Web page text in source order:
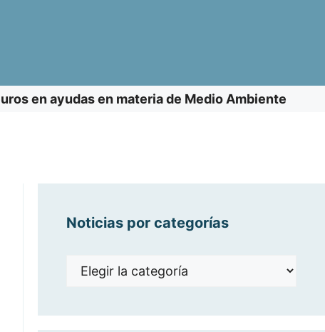
en ayudas en materia de Medio Ambiente
Noticias por categorías
Noticias